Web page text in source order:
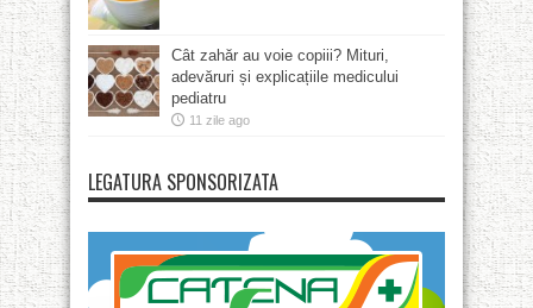
Cât zahăr au voie copiii? Mituri,
adevăruri și explicațiile medicului
pediatru
11 zile ago
LEGATURA SPONSORIZATA